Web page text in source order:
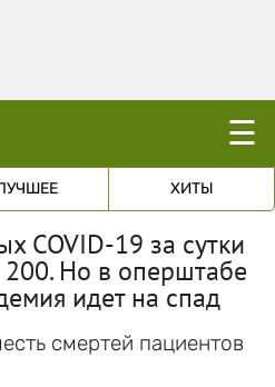
☰
ХИТЫ
COVID-19 за сутки
200. Но в оперштабе
идет на спад
смертей пациентов